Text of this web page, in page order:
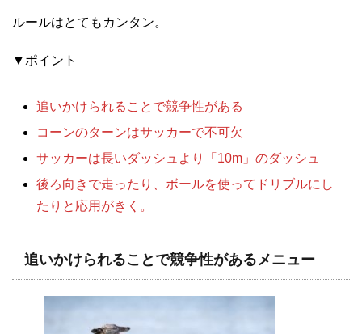
ルールはとてもカンタン。
▼ポイント
追いかけられることで競争性がある
コーンのターンはサッカーで不可欠
サッカーは長いダッシュより「10m」のダッシュ
後ろ向きで走ったり、ボールを使ってドリブルにし
たりと応用がきく。
追いかけられることで競争性があるメニュー